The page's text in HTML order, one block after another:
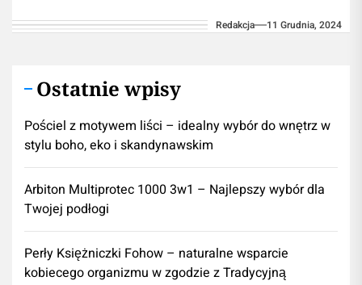
starali się zrozumieć otaczającą ich...
Redakcja 11 Grudnia, 2024
Ostatnie wpisy
Pościel z motywem liści – idealny wybór do wnętrz w
stylu boho, eko i skandynawskim
Arbiton Multiprotec 1000 3w1 – Najlepszy wybór dla
Twojej podłogi
Perły Księżniczki Fohow – naturalne wsparcie
kobiecego organizmu w zgodzie z Tradycyjną